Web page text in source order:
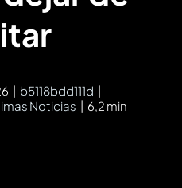
| b5118bdd111d |
Noticias | 6,2 min